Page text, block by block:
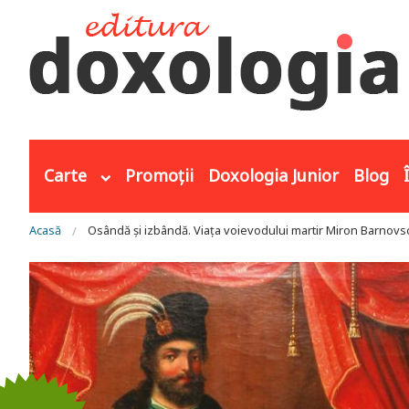
Carte Promoții Doxologia Junior Blog
Eşti aici
Acasă Osândă şi izbândă. Viaţa voievodului martir Miron